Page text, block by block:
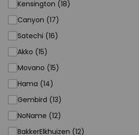
Kensington (18)
Canyon (17)
Satechi (16)
Akko (15)
Movano (15)
Hama (14)
Gembird (13)
NoName (12)
BakkerElkhuizen (12)